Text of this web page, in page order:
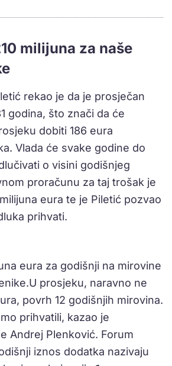
milijuna za naše
rekao je da je prosječan
godina, što znači da će
dobiti 186 eura
Vlada će svake godine do
o visini godišnjeg
proračunu za taj trošak je
eura te je Piletić pozvao
prihvati.
eura za godišnji na mirovine
prosjeku, naravno ne
povrh 12 godišnjih mirovina.
prihvatili, kazao je
Andrej Plenković. Forum
iznos dodatka nazivaju